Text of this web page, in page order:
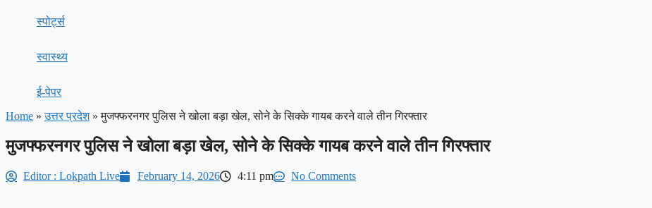
स्पोर्ट्स
स्वास्थ्य
ई-पेपर
Home » उत्तर प्रदेश » मुजफ्फरनगर पुलिस ने खोला बड़ा खेल, सोने के सिक्के गायब करने वाले तीन गिरफ्तार
मुजफ्फरनगर पुलिस ने खोला बड़ा खेल, सोने के सिक्के गायब करने वाले तीन गिरफ्तार
Editor : Lokpath Live February 14, 2026 4:11 pm No Comments